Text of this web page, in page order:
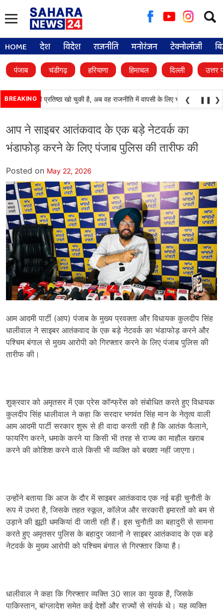
for:
HOME देश विदेश राजनीति मनोरंजन टेक्नोलॉजी
पंजाब चंडीगढ़ हरियाणा हिमाचल दिल्ली उत्तर
BREAKING
दल) अपनी प्रतिष्ठा खो चुकी है, अब वह राजनीति में वापसी के लिए भाजपा से समझौता
❮ ❚❚ ❯
आप ने साइबर आतंकवाद के एक बड़े नेटवर्क का
भंडाफोड़ करने के लिए पंजाब पुलिस की तारीफ की
Posted on May 22, 2026
आम आदमी पार्टी (आप) पंजाब के मुख्य प्रवक्ता और विधायक कुलदीप सिंह
धालीवाल ने साइबर आतंकवाद के एक बड़े नेटवर्क का भंडाफोड़ करने और
पश्चिम बंगाल से मुख्य आरोपी को गिरफ्तार करने के लिए पंजाब पुलिस की
तारीफ की।
शुक्रवार को अमृतसर में एक प्रेस कॉन्फ्रेंस को संबोधित करते हुए विधायक
कुलदीप सिंह धालीवाल ने कहा कि सरदार भगवंत सिंह मान के नेतृत्व वाली
आम आदमी पार्टी सरकार शुरू से ही वादा करती रही है कि आतंक फैलाने,
फायरिंग करने, धमाके करने या किसी भी तरह से राज्य का माहौल खराब
करने की कोशिश करने वाले किसी भी व्यक्ति को बख्शा नहीं जाएगा।
उन्होंने बताया कि आज के दौर में साइबर आतंकवाद एक नई बड़ी चुनौती के
रूप में उभरा है, जिसके तहत स्कूल, कॉलेज और सरकारी इमारतों को बम से
उड़ाने की झूठी धमकियां दी जाती रही हैं। इस चुनौती का बहादुरी से सामना
करते हुए अमृतसर पुलिस के बहादुर जवानों ने साइबर आतंकवाद के एक बड़े
नेटवर्क के मुख्य आरोपी को पश्चिम बंगाल से गिरफ्तार किया है।
धालीवाल ने कहा कि गिरफ्तार व्यक्ति 30 साल का युवक है, जिसके
पाकिस्तान, बांग्लादेश समेत कई देशों और राज्यों से संपर्क थे। यह व्यक्ति